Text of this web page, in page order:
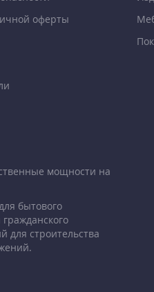
оферты
мощности на
бытового
для строительства